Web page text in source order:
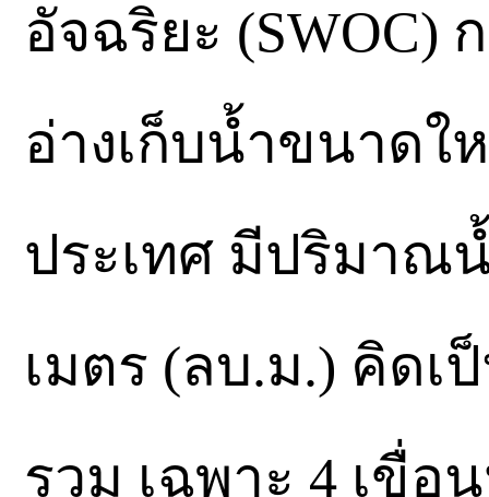
อัจฉริยะ (SWOC)
อ่างเก็บน้ำขนาด
ประเทศ มีปริมาณ
เมตร (ลบ.ม.) คิดเ
รวม เฉพาะ 4 เขื่อ